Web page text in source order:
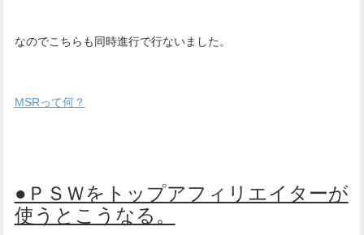
なのでこちらも同時進行で行ないました。
MSRって何？
●ＰＳＷをトップアフィリエイターが
使うとこうなる。